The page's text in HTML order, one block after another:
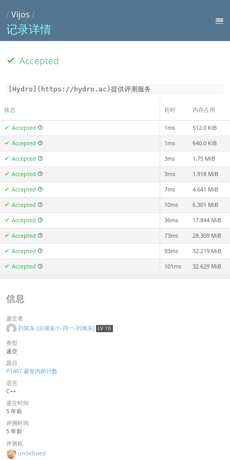
/Vijos /
记录详情
Accepted
[Hydro](https://hydro.ac)提供评测服务
状态 耗时 内存占用
Accepted 1ms 512.0 KiB
Accepted 1ms 640.0 KiB
Accepted 3ms 1.75 MiB
Accepted 3ms 1.918 MiB
Accepted 7ms 4.641 MiB
Accepted 10ms 6.301 MiB
Accepted 36ms 17.844 MiB
Accepted 73ms 28.309 MiB
Accepted 93ms 32.219 MiB
Accepted 101ms 32.629 MiB
信息
递交者
刘旭东 (汾湖实小-四一-刘旭东) LV 10
类型
递交
题目
P1467 菱形内的计数
语言
C++
递交时间
5 年前
评测时间
5 年前
评测机
undefined